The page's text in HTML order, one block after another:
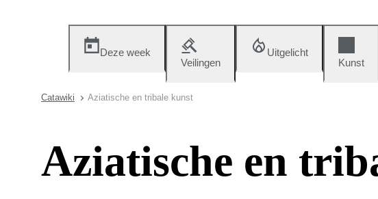
Deze week
Veilingen
Uitgelicht
Kunst
Catawiki Aziatische en tribale kunst
Aziatische en